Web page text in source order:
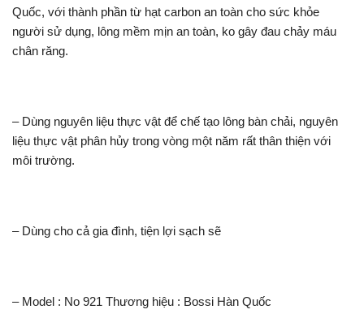
Quốc, với thành phần từ hạt carbon an toàn cho sức khỏe
người sử dụng, lông mềm mịn an toàn, ko gây đau chảy máu
chân răng.
– Dùng nguyên liệu thực vật để chế tạo lông bàn chải, nguyên
liệu thực vật phân hủy trong vòng một năm rất thân thiện với
môi trường.
– Dùng cho cả gia đình, tiện lợi sạch sẽ
– Model : No 921 Thương hiệu : Bossi Hàn Quốc